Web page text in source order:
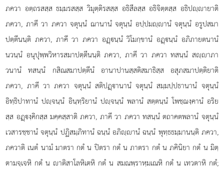
ภควา อตฺถรสสฺส ธมฺมรสสฺส วิมุตฺติรสสฺส อธิสีลสฺส อธิจิตฺตสฺส อธิปฺายาติ
ภควา, ภาคี วา ภควา จตุนฺนํ ฌานานํ จตุนฺนํ อปฺปมฺานํ จตุนฺนํ อรูปสมา
ปตฺตีนนฺติ ภควา, ภาคี วา ภควา อฏฺนฺนํ วิโมกฺขานํ อฏฺนฺนํ อภิภายตนานํ
นวนฺนํ อนุปุพฺพวิหารสมาปตฺตีนนฺติ ภควา, ภาคี วา ภควา ทสนฺนํ สฺาภา
วนานํ ทสนฺนํ กสิณสมาปตฺตีนํ อานาปานสฺสติสมาธิสฺส อสุภสมาปตฺติยาติ
ภควา, ภาคี วา ภควา จตุนฺนํ สติปฏฺานานํ จตุนฺนํ สมฺมปฺปธานานํ จตุนฺนํ
อิทฺธิปาทานํ ปฺจนฺนํ อินฺทฺริยานํ ปฺจนฺนํ พลานํ สตฺตนฺนํ โพชฺฌงฺคานํ อริย
สฺส อฏฺงฺคิกสฺส มคฺคสฺสาติ ภควา, ภาคี วา ภควา ทสนฺนํ ตถาคตพลานํ จตุนฺนํ
เวสารชฺชานํ จตุนฺนํ ปฏิสมฺภิทานํ ฉนฺนํ อภิฺานํ ฉนฺนํ พุทฺธธมฺมานนฺติ ภควา,
ภควาติ เนตํ นามํ มาตรา กตํ น ปิตรา กตํ น ภาตรา กตํ น ภคินิยา กตํ น มิตฺ
ตามจฺเจหิ กตํ น าติสาโลหิเตหิ กตํ น สมณพฺราหฺมเณหิ กตํ น เทวตาหิ กตํ;